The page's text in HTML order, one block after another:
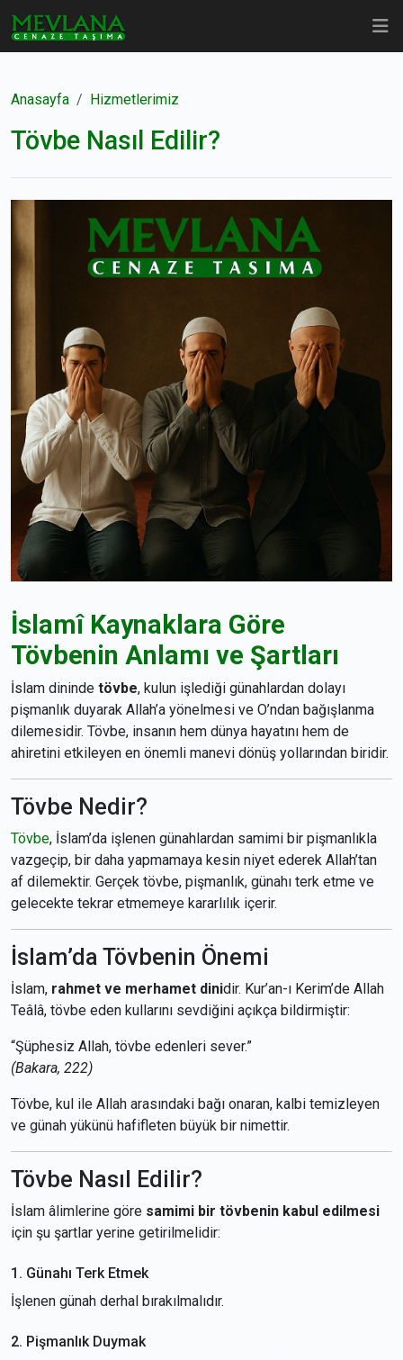
Anasayfa Hizmetlerimiz
Tövbe Nasıl Edilir?
İslamî Kaynaklara Göre
Tövbenin Anlamı ve Şartları
İslam dininde tövbe, kulun işlediği günahlardan dolayı
pişmanlık duyarak Allah’a yönelmesi ve O’ndan bağışlanma
dilemesidir. Tövbe, insanın hem dünya hayatını hem de
ahiretini etkileyen en önemli manevi dönüş yollarından biridir.
Tövbe Nedir?
Tövbe, İslam’da işlenen günahlardan samimi bir pişmanlıkla
vazgeçip, bir daha yapmamaya kesin niyet ederek Allah’tan
af dilemektir. Gerçek tövbe, pişmanlık, günahı terk etme ve
gelecekte tekrar etmemeye kararlılık içerir.
İslam’da Tövbenin Önemi
İslam, rahmet ve merhamet dinidir. Kur’an-ı Kerim’de Allah
Teâlâ, tövbe eden kullarını sevdiğini açıkça bildirmiştir:
“Şüphesiz Allah, tövbe edenleri sever.”
(Bakara, 222)
Tövbe, kul ile Allah arasındaki bağı onaran, kalbi temizleyen
ve günah yükünü hafifleten büyük bir nimettir.
Tövbe Nasıl Edilir?
İslam âlimlerine göre samimi bir tövbenin kabul edilmesi
için şu şartlar yerine getirilmelidir:
1. Günahı Terk Etmek
İşlenen günah derhal bırakılmalıdır.
2. Pişmanlık Duymak